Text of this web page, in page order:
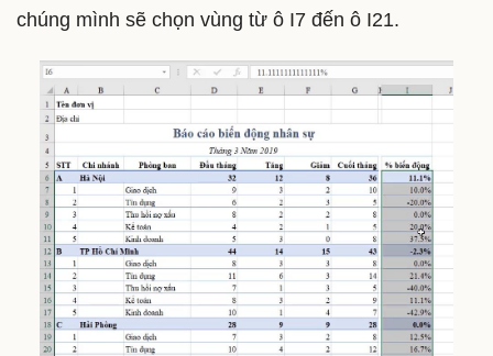
chúng mình sẽ chọn vùng từ ô I7 đến ô I21.